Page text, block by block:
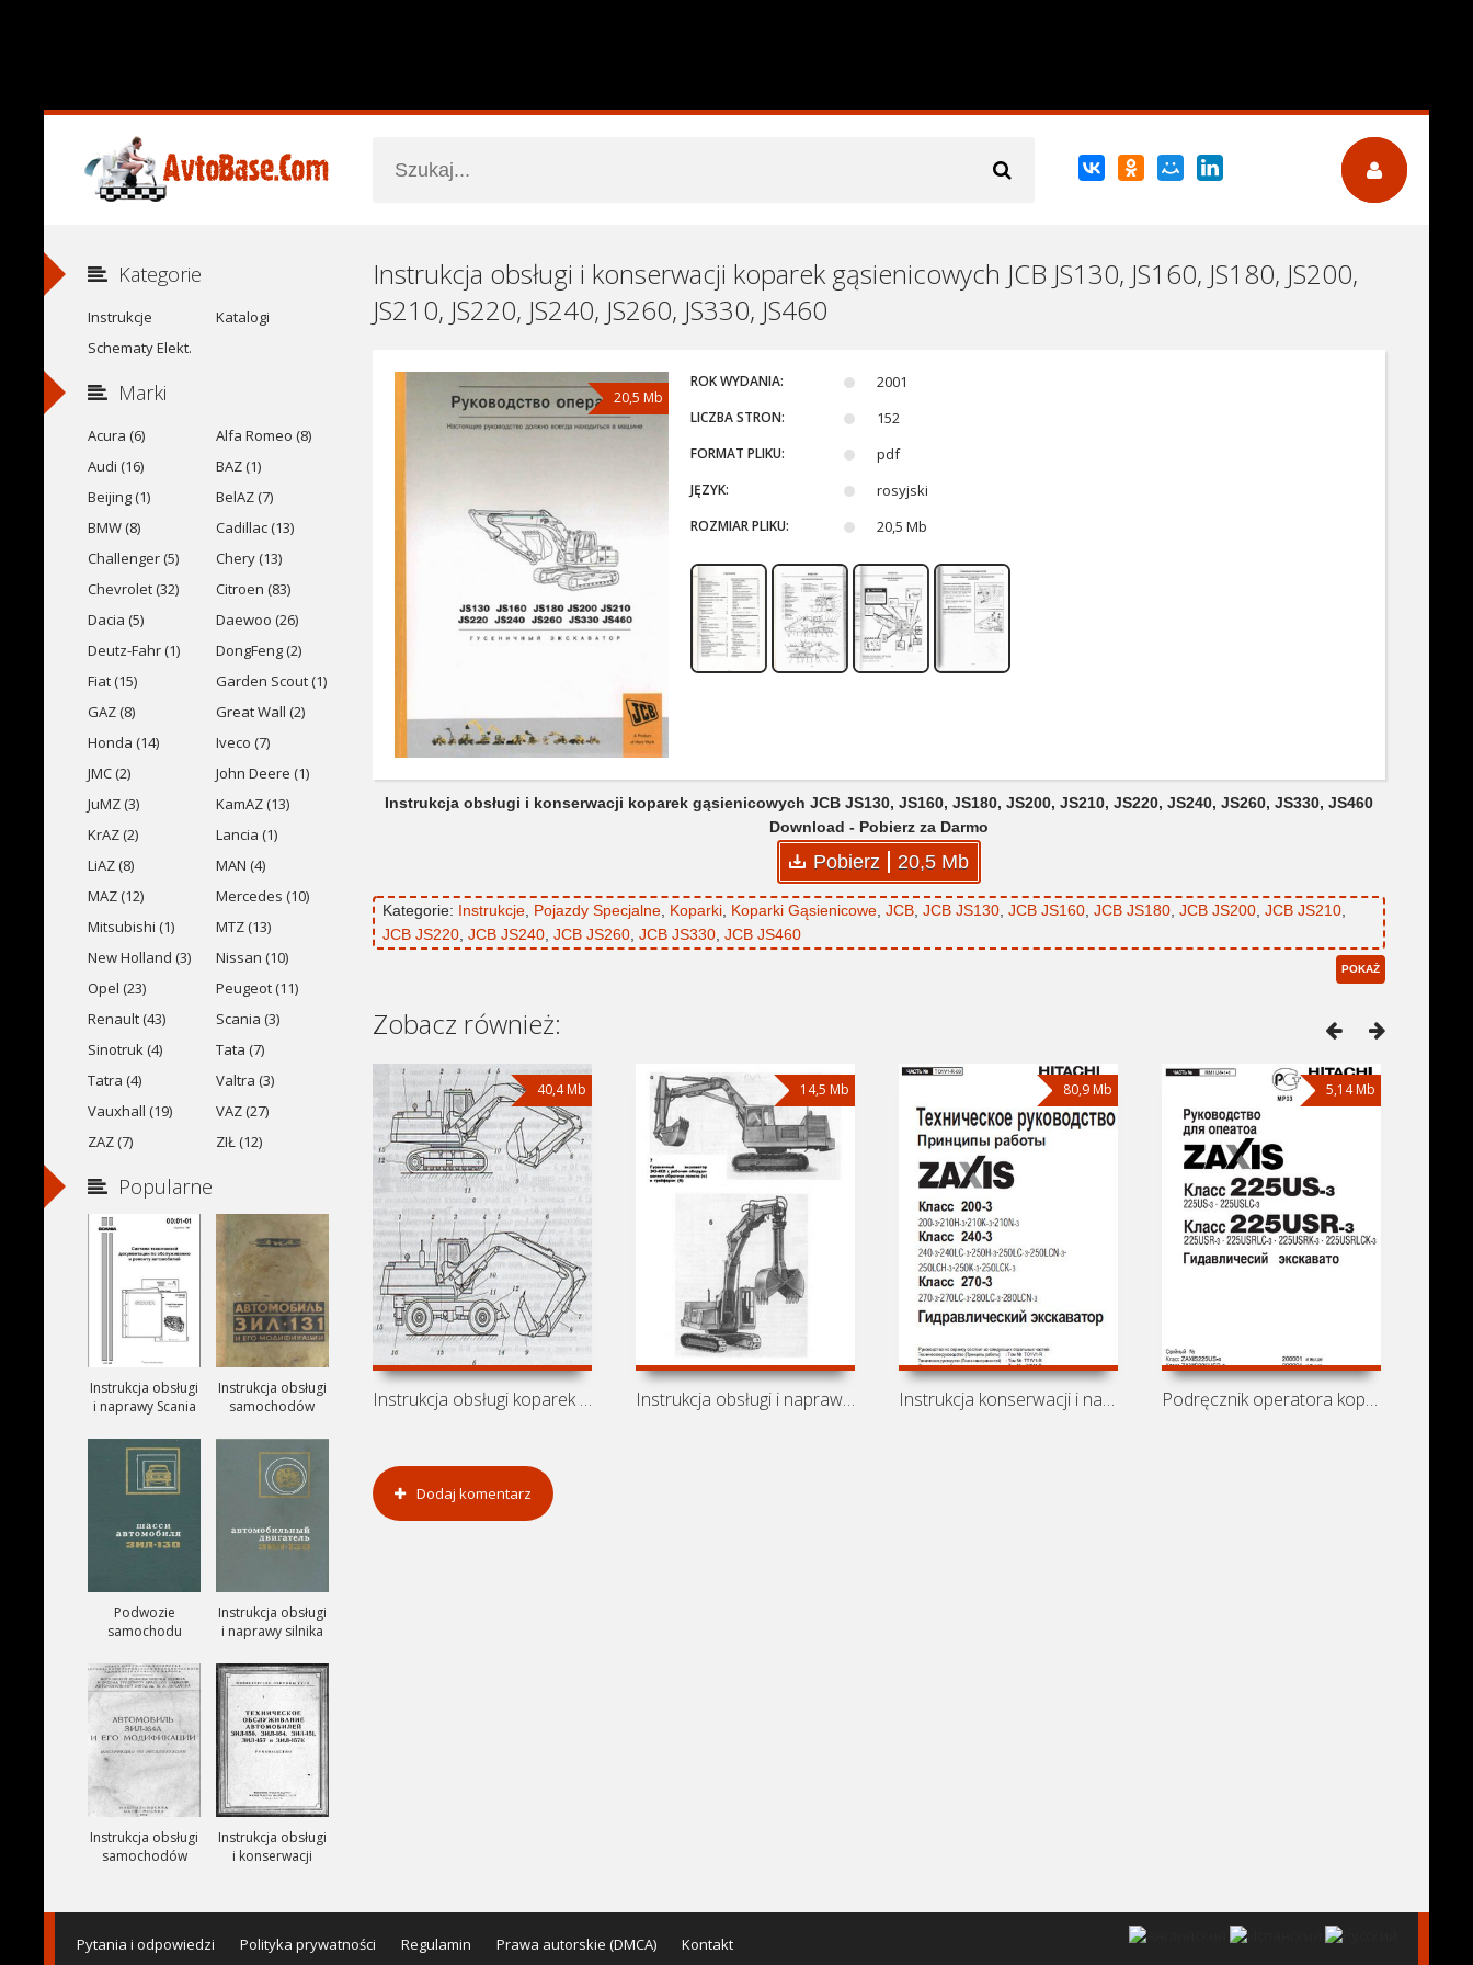
Instrukcja obsługi i konserwacji koparek gąsienicowych JCB JS130, JS160, JS180, JS200,
JS210, JS220, JS240, JS260, JS330, JS460
20,5 Mb
ROK WYDANIA: 2001
LICZBA STRON: 152
FORMAT PLIKU: pdf
JĘZYK: rosyjski
ROZMIAR PLIKU: 20,5 Mb
Instrukcja obsługi i konserwacji koparek gąsienicowych JCB JS130, JS160, JS180, JS200, JS210, JS220, JS240, JS260, JS330, JS460
Download - Pobierz za Darmo
Pobierz 20,5 Mb
Kategorie: Instrukcje Pojazdy Specjalne Koparki Koparki Gąsienicowe JCB JCB JS130 JCB JS160 JCB JS180 JCB JS200 JCB JS210
JCB JS220 JCB JS240 JCB JS260 JCB JS330 JCB JS460
POKAŻ
Zobacz również:
40,4 Mb
Instrukcja obsługi koparek Tveks
14,5 Mb
Instrukcja obsługi i naprawy koparek
80,9 Mb
Instrukcja konserwacji i naprawy
5,14 Mb
Podręcznik operatora koparek Hitachi
Dodaj komentarz
Kategorie
Instrukcje
Katalogi
Schematy Elekt.
Marki
Acura (6)
Alfa Romeo (8)
Audi (16)
BAZ (1)
Beijing (1)
BelAZ (7)
BMW (8)
Cadillac (13)
Challenger (5)
Chery (13)
Chevrolet (32)
Citroen (83)
Dacia (5)
Daewoo (26)
Deutz-Fahr (1)
DongFeng (2)
Fiat (15)
Garden Scout (1)
GAZ (8)
Great Wall (2)
Honda (14)
Iveco (7)
JMC (2)
John Deere (1)
JuMZ (3)
KamAZ (13)
KrAZ (2)
Lancia (1)
LiAZ (8)
MAN (4)
MAZ (12)
Mercedes (10)
Mitsubishi (1)
MTZ (13)
New Holland (3)
Nissan (10)
Opel (23)
Peugeot (11)
Renault (43)
Scania (3)
Sinotruk (4)
Tata (7)
Tatra (4)
Valtra (3)
Vauxhall (19)
VAZ (27)
ZAZ (7)
ZIŁ (12)
Popularne
Instrukcja obsługi
i naprawy Scania
Instrukcja obsługi
samochodów
ZIŁ-131, ZIŁ-131A
i ZIŁ-131V
Podwozie
samochodu
Instrukcja obsługi
i naprawy silnika
Instrukcja obsługi
samochodów
Instrukcja obsługi
i konserwacji
ZIŁ-157, ZIŁ-157K
Pytania i odpowiedzi Polityka prywatności Regulamin Prawa autorskie (DMCA) Kontakt